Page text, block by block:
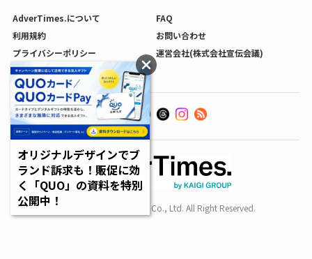
AdverTimes.について
FAQ
利用規約
お問い合わせ
プライバシーポリシー
運営会社(株式会社宣伝会議)
利用者情報の外部送信について
Copyright SENDENKAIGI Co., Ltd. All Right Reserved.
オリジナルデザインでブ
ランド訴求も！販促に効
く「QUO」の資料を特別
公開中！